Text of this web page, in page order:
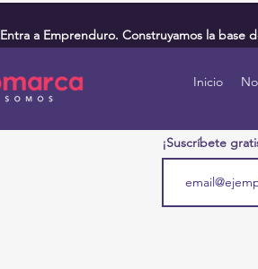
Entra a Emprenduro. Construyamos la base
Inicio
¡Suscríbete